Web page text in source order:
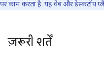
पर काम करता है. यह वेब और डेस्कटॉप
ज़रूरी शर्तें